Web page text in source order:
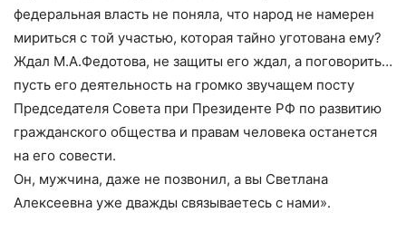
федеральная власть не поняла, что народ не намерен
мириться с той участью, которая тайно уготована ему?
Ждал М.А.Федотова, не защиты его ждал, а поговорить…
пусть его деятельность на громко звучащем посту
Председателя Совета при Президенте РФ по развитию
гражданского общества и правам человека останется
на его совести.
Он, мужчина, даже не позвонил, а вы Светлана
Алексеевна уже дважды связываетесь с нами».